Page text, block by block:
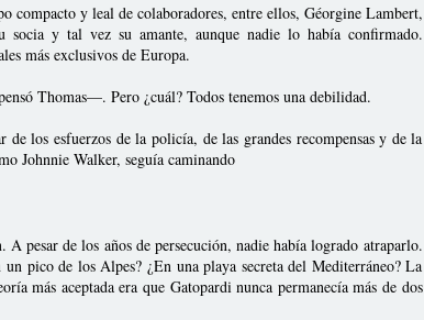
compacto y leal de colaboradores, entre ellos, Géorgine Lambert,
socia y tal vez su amante, aunque nadie lo había confirmado.
más exclusivos de Europa.
Thomas—. Pero ¿cuál? Todos tenemos una debilidad.
los esfuerzos de la policía, de las grandes recompensas y de la
Johnnie Walker, seguía caminando
pesar de los años de persecución, nadie había logrado atraparlo.
pico de los Alpes? ¿En una playa secreta del Mediterráneo? La
más aceptada era que Gatopardi nunca permanecía más de dos